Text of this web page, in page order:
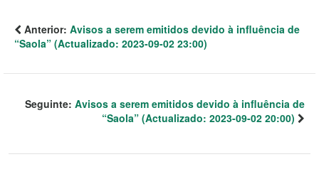
Anterior: Avisos a serem emitidos devido à influência de
“Saola” (Actualizado: 2023-09-02 23:00)
Seguinte: Avisos a serem emitidos devido à influência de
“Saola” (Actualizado: 2023-09-02 20:00)